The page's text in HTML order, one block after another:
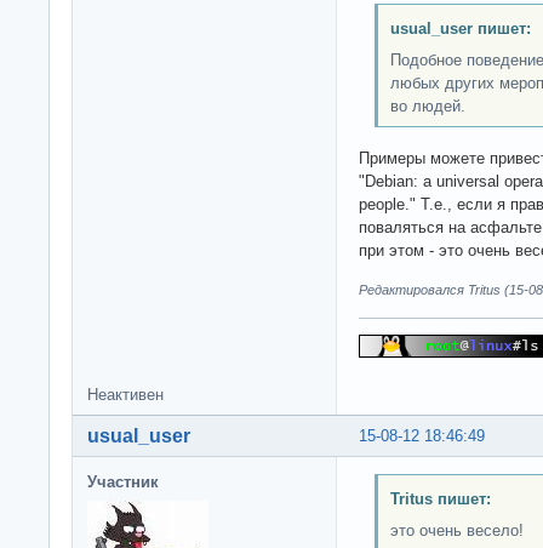
usual_user пишет:
Подобное
любых других
во людей.
Примеры можете
"Debian: a universal
people." Т.е., если я
поваляться на
при этом - это очень
Редактировался Tritus (15-
Неактивен
15-08-12 18:46:49
usual_user
Участник
Tritus пишет:
это очень весело!